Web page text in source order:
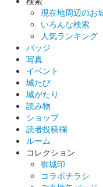
沼田城 御城印
販売終了
沼田城 御城印
販売終了
老神温泉で開催される
して「大蛇みこし」が
沼田城 御城印
現在地周辺のお
いろんな検索
人気ランキング
バッジ
写真
イベント
城たび
城がたり
読み物
ショップ
読者投稿欄
ルーム
コレクション
御城印
コラボチラシ